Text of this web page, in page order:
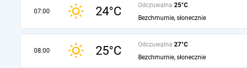
07:00 24°C Odczuwalna 25°C
Bezchmurnie, słonecznie
08:00 25°C Odczuwalna 27°C
Bezchmurnie, słonecznie